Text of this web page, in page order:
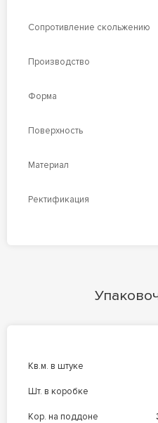
Сопротивление скольжению
Производство
Форма
Поверхность
Материал
Ректификация
кв.м. в штуке
шт. в коробке
кор. на поддоне